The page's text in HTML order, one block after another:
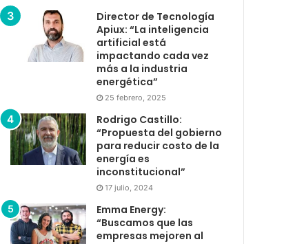
Director de Tecnología
Apiux: “La inteligencia
artificial está
impactando cada vez
más a la industria
energética”
25 febrero, 2025
Rodrigo Castillo:
“Propuesta del gobierno
para reducir costo de la
energía es
inconstitucional”
17 julio, 2024
Emma Energy:
“Buscamos que las
empresas mejoren al